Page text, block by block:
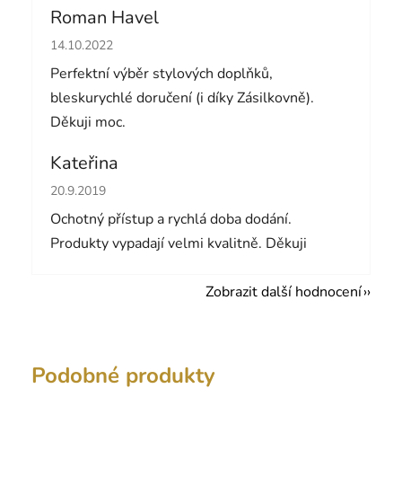
Roman Havel
Hodnocení obchodu je 5 z 5 hvězdiček.
14.10.2022
Perfektní výběr stylových doplňků,
bleskurychlé doručení (i díky Zásilkovně).
Děkuji moc.
Kateřina
Hodnocení obchodu je 5 z 5 hvězdiček.
20.9.2019
Ochotný přístup a rychlá doba dodání.
Produkty vypadají velmi kvalitně. Děkuji
Zobrazit další hodnocení
Podobné produkty